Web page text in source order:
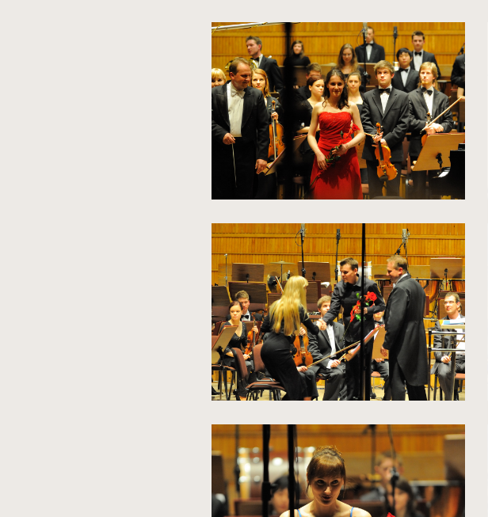
spowoduje
powiększenie
do
rozmiarów
oryginalnych
spowoduje
powiększenie
zdjęcia
do
rozmiarów
oryginalnych
spowoduje
powiększenie
zdjęcia
rozmiarów
oryginalnych